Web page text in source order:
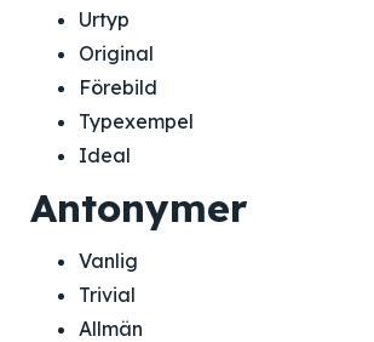
Urtyp
Original
Förebild
Typexempel
Ideal
Antonymer
Vanlig
Trivial
Allmän